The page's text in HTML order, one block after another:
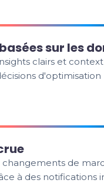
sur les
clairs et
d'optimisation
changements de
à des notifications